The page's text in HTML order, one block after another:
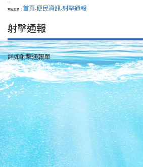
:::
現在位置： 首頁>便民資訊>射擊通報
射擊通報
詳如射擊通報單